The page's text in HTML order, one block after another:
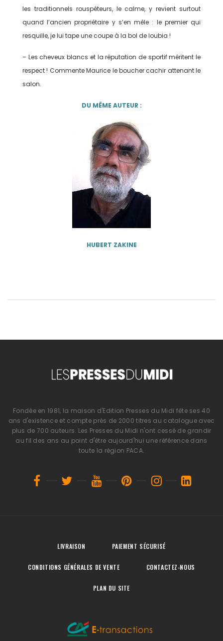
les traditionnels rouspéteurs, le calme, y revient surtout
quand l’ancien propriétaire y s’en mêle : le premier qui
resquille, je lui tape une coupe à la bol de loubia !
– Les cheveux blancs et la réputation de sportif méritent le
respect ! Commente Maurice le boucher cachir attenant le
salon.
DU MÊME AUTEUR :
HUBERT ZAKINE
Fondée en 1981, la maison d'Edition Presses du Midi fête ses 40
ans d'existence et compte près de 2000 titres au catalogue avec
plus de 700 auteurs. Les Presses du Midi n'ont cessé de grandir
au fil des ans au point d'être aujourd'hui une référence dans
toute la région PACA.
LIVRAISON PAIEMENT SÉCURISÉ
CONDITIONS GÉNÉRALES DE VENTE CONTACTEZ-NOUS
PLAN DU SITE